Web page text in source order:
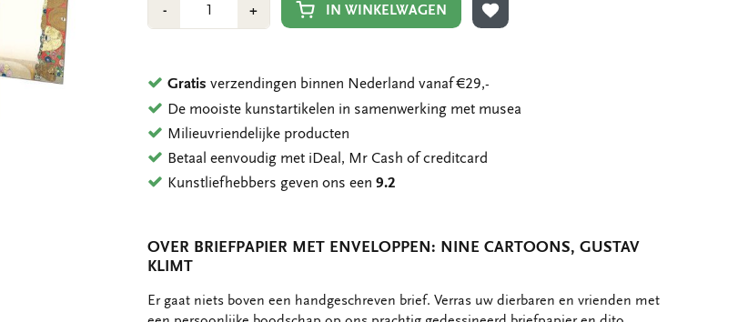
-Min
1
+Plus
1
IN WINKELWAGEN
TOEVOEGEN AAN VERLANGLIJST
Gratis verzendingen binnen Nederland vanaf €29,-
De mooiste kunstartikelen in samenwerking met musea
Milieuvriendelijke producten
Betaal eenvoudig met iDeal, Mr Cash of creditcard
Kunstliefhebbers geven ons een9.2
OVER BRIEFPAPIER MET ENVELOPPEN: NINE CARTOONS, GUSTAV
KLIMT
OMSCHRIJVING
Er gaat niets boven een handgeschreven brief. Verras uw dierbaren en vrienden met